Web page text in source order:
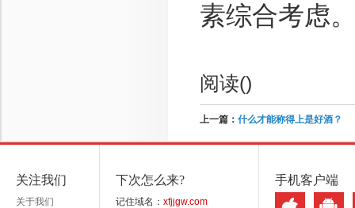
素综合考虑
阅读()
上一篇： 什么才能称得上是好酒？
关注我们
关于我们
下次怎么来?
记住域名： xfjjgw.com
手机客户端